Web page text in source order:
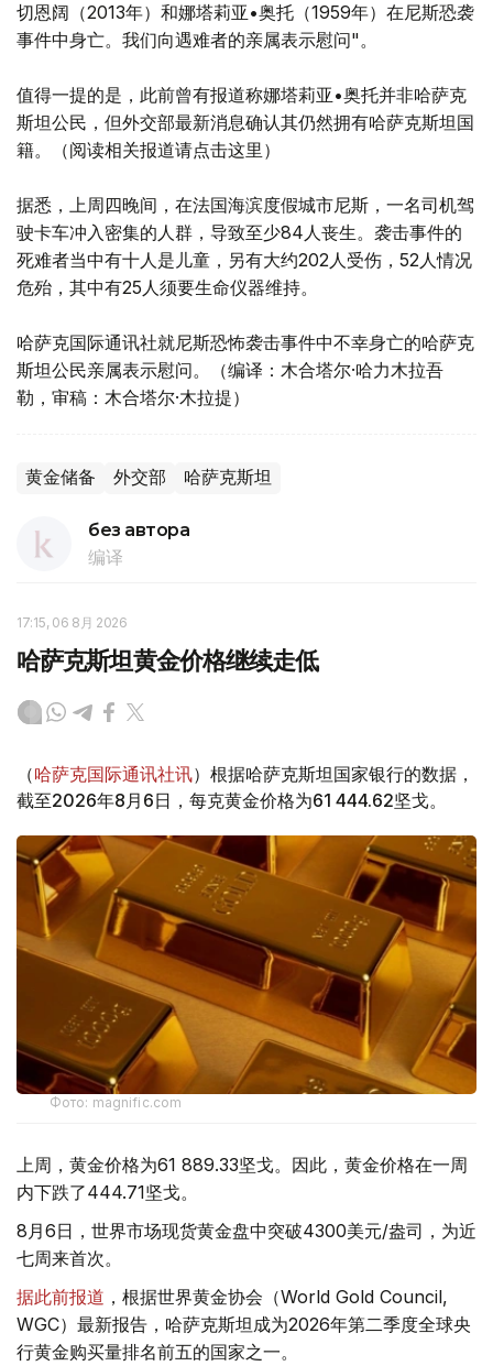
切恩阔（2013年）和娜塔莉亚•奥托（1959年）在尼斯恐袭
事件中身亡。我们向遇难者的亲属表示慰问"。
值得一提的是，此前曾有报道称娜塔莉亚•奥托并非哈萨克
斯坦公民，但外交部最新消息确认其仍然拥有哈萨克斯坦国
籍。（阅读相关报道请点击这里）
据悉，上周四晚间，在法国海滨度假城市尼斯，一名司机驾
驶卡车冲入密集的人群，导致至少84人丧生。袭击事件的
死难者当中有十人是儿童，另有大约202人受伤，52人情况
危殆，其中有25人须要生命仪器维持。
哈萨克国际通讯社就尼斯恐怖袭击事件中不幸身亡的哈萨克
斯坦公民亲属表示慰问。（编译：木合塔尔·哈力木拉吾
勒，审稿：木合塔尔·木拉提）
黄金储备 外交部 哈萨克斯坦
без автора
编译
17:15, 06 8月 2026
哈萨克斯坦黄金价格继续走低
（哈萨克国际通讯社讯）根据哈萨克斯坦国家银行的数据，
截至2026年8月6日，每克黄金价格为61 444.62坚戈。
Фото: magnific.com
上周，黄金价格为61 889.33坚戈。因此，黄金价格在一周
内下跌了444.71坚戈。
8月6日，世界市场现货黄金盘中突破4300美元/盎司，为近
七周来首次。
据此前报道 ，根据世界黄金协会（World Gold Council,
WGC）最新报告，哈萨克斯坦成为2026年第二季度全球央
行黄金购买量排名前五的国家之一。